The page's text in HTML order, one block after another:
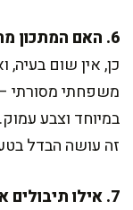
6. האם המתכון מתאים גם לביצים אורגניות?
כן, אין שום בעיה,
משפחתי מסורתי –
במיוחד וצבע
זה עושה הבדל
7. אילו